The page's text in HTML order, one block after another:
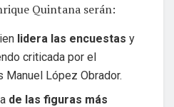
Quintana serán:
lidera las encuestas y
criticada por el
Manuel López Obrador.
de las figuras más